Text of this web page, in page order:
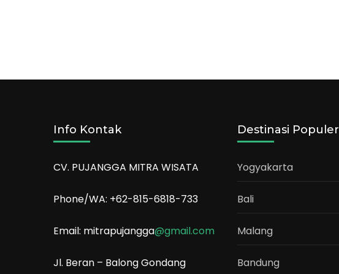
Info Kontak
CV. PUJANGGA MITRA WISATA
Phone/WA: +62-815-6818-733
Email: mitrapujangga@gmail.com
Jl. Beran – Balong Gondang
Destinasi Populer
Yogyakarta
Bali
Malang
Bandung